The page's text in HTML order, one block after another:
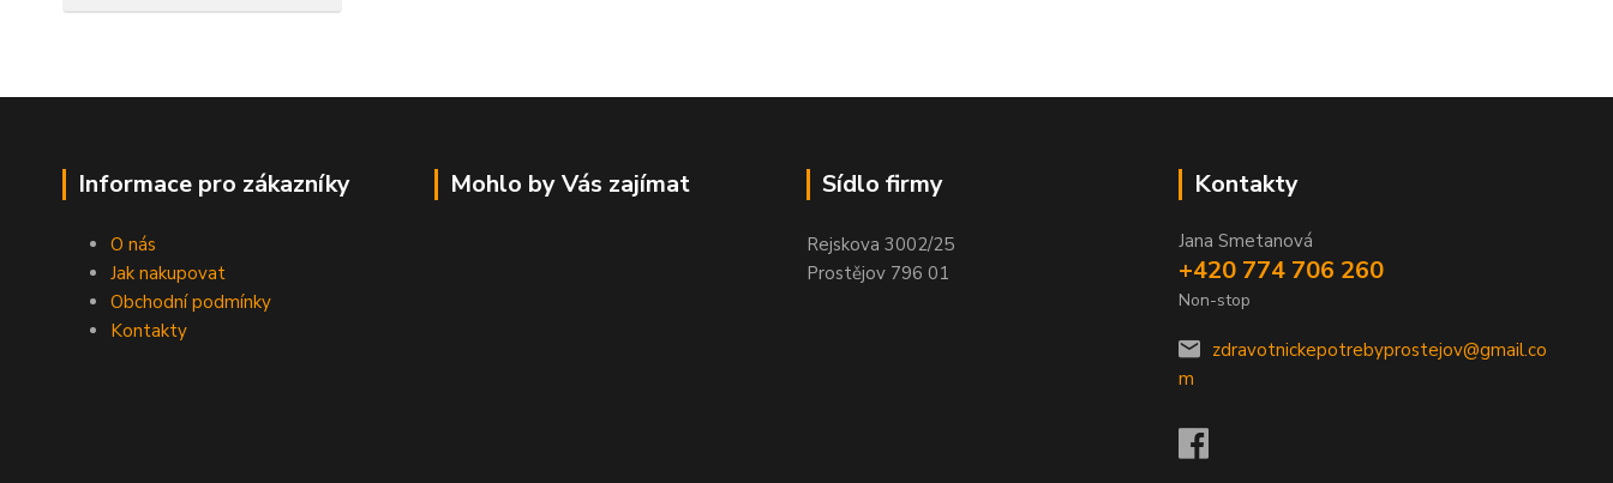
Informace pro zákazníky
O nás
Jak nakupovat
Obchodní podmínky
Kontakty
Mohlo by Vás zajímat Sídlo firmy
Rejskova 3002/25
Prostějov 796 01
Kontakty
Jana Smetanová
+420 774 706 260
Non-stop
zdravotnickepotrebyprostejov@gmail.co
m